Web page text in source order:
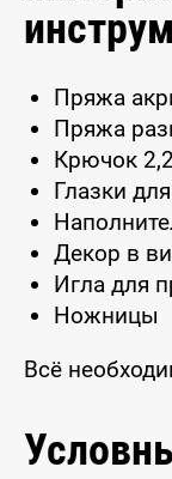
Пряжа
Пряжа
Крючок
Глазки
Декор в
Игла для
Ножницы
Всё